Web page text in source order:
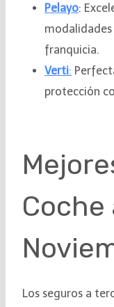
Pelayo:
franquicia.
Verti:
protección
Coche
Los seguros a